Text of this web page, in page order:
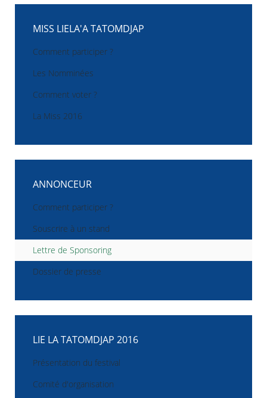
MISS LIELA'A TATOMDJAP
Comment participer ?
Les Nomminées
Comment voter ?
La Miss 2016
ANNONCEUR
Comment participer ?
Souscrire à un stand
Lettre de Sponsoring
Dossier de presse
LIE LA TATOMDJAP 2016
Présentation du festival
Comité d'organisation